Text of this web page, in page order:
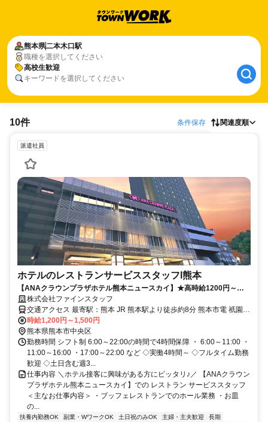
熊本県二本木口駅
職種を選択してください
高校生歓迎
キーワードを選択してください
10件 条件保存 関連度順
派遣社員
ホテルのレストランサービススタッフl熊本
【ANAクラウンプラザホテル熊本ニュースカイ】★高時給1200円～！
レストラン ホールスタッフ募集！！
株式会社ファインスタッフ
交通アクセス 最寄駅：熊本 JR 熊本駅より徒歩約8分 熊本市電 祇園橋
電停より徒歩1分
時給1,200円～1,500円
熊本県熊本市中央区
勤務時間 シフト制 6:00～22:00の時間で4時間保障 ・ 6:00～11:00 ・
11:00～16:00 ・17:00～22:00 など ◇実働4時間～ ◇フルタイム勤務
歓迎 ◇土日含む週3...
仕事内容 ＼ホテル接客に興味がある方にピッタリ♪／ 【ANAクラウン
プラザホテル熊本ニュースカイ】での レストラン サービススタッフ
＜主なお仕事内容＞ ・ブッフェレストランでのホール業務 ・お皿
の...
扶養内勤務OK 副業・WワークOK 土日祝のみOK 主婦・主夫歓迎
長期